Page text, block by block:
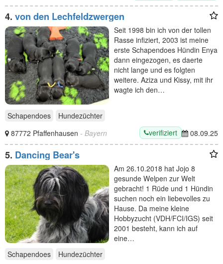
4. von den Lechfeldzwergen
Seit 1998 bin ich von der tollen
Rasse infiziert, 2003 ist meine
erste Schapendoes Hündin Enya
dann eingezogen, es daerte
nicht lange und es folgten
weitere. Aziza und Kissy, mit ihr
wagte ich den…
Schapendoes
Hundezüchter
87772 Pfaffenhausen - Bayern verifiziert 08.09.25
5. Dancing Bear's
Am 26.10.2018 hat Jojo 8
gesunde Welpen zur Welt
gebracht! 1 Rüde und 1 Hündin
suchen noch ein liebevolles zu
Hause. Da meine kleine
Hobbyzucht (VDH/FCI/IGS) seit
2001 besteht, kann ich auf
eine…
Schapendoes
Hundezüchter